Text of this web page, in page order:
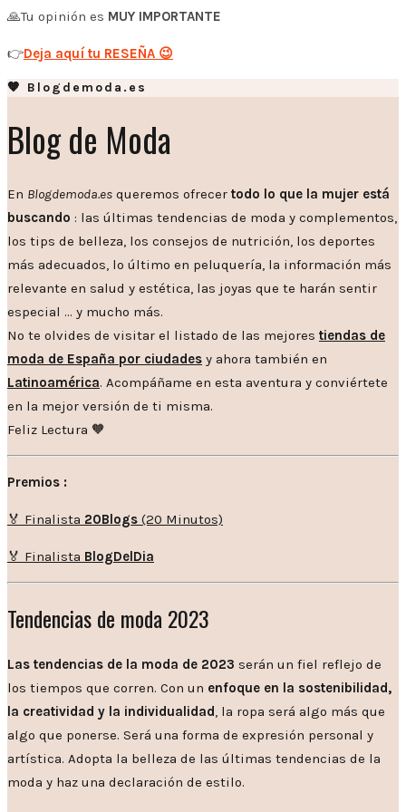
🙏Tu opinión es MUY IMPORTANTE
👉Deja aquí tu RESEÑA 😉
🧡 Blogdemoda.es
Blog de Moda
En Blogdemoda.es queremos ofrecer todo lo que la mujer está
buscando : las últimas tendencias de moda y complementos,
los tips de belleza, los consejos de nutrición, los deportes
más adecuados, lo último en peluquería, la información más
relevante en salud y estética, las joyas que te harán sentir
especial … y mucho más.
No te olvides de visitar el listado de las mejores tiendas de
moda de España por ciudades y ahora también en
Latinoamérica. Acompáñame en esta aventura y conviértete
en la mejor versión de ti misma.
Feliz Lectura 🧡
Premios :
🏅 Finalista 20Blogs (20 Minutos)
🏅 Finalista BlogDelDia
Tendencias de moda 2023
Las tendencias de la moda de 2023 serán un fiel reflejo de
los tiempos que corren. Con un enfoque en la sostenibilidad,
la creatividad y la individualidad , la ropa será algo más que
algo que ponerse. Será una forma de expresión personal y
artística. Adopta la belleza de las últimas tendencias de la
moda y haz una declaración de estilo.